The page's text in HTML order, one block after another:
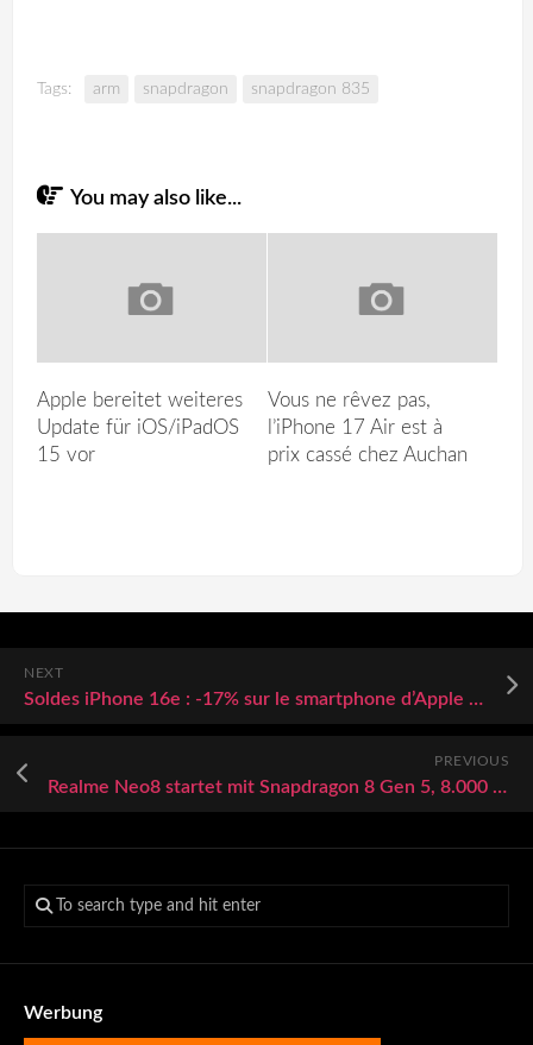
Tags: arm snapdragon snapdragon 835
You may also like...
Apple bereitet weiteres
Update für iOS/iPadOS
15 vor
Vous ne rêvez pas,
l’iPhone 17 Air est à
prix cassé chez Auchan
NEXT
Soldes iPhone 16e : -17% sur le smartphone d’Apple dans sa version 128Go
PREVIOUS
Realme Neo8 startet mit Snapdragon 8 Gen 5, 8.000 mAh und 165 Hz in die Mittelklasse
Werbung